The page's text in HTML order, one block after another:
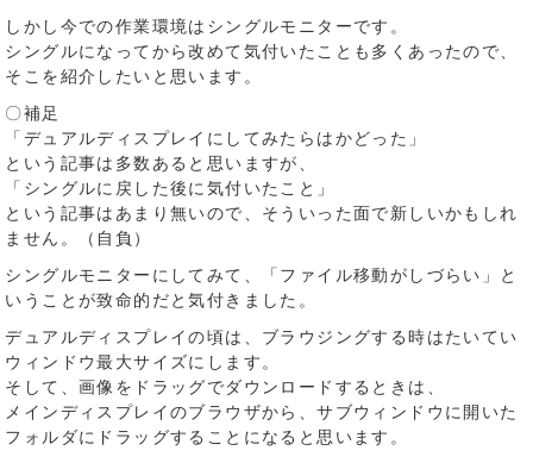
しかし今での作業環境はシングルモニターです。
シングルになってから改めて気付いたことも多くあったので、
そこを紹介したいと思います。
〇補足
「デュアルディスプレイにしてみたらはかどった」
という記事は多数あると思いますが、
「シングルに戻した後に気付いたこと」
という記事はあまり無いので、そういった面で新しいかもしれ
ません。（自負）
シングルモニターにしてみて、「ファイル移動がしづらい」と
いうことが致命的だと気付きました。
デュアルディスプレイの頃は、ブラウジングする時はたいてい
ウィンドウ最大サイズにします。
そして、画像をドラッグでダウンロードするときは、
メインディスプレイのブラウザから、サブウィンドウに開いた
フォルダにドラッグすることになると思います。